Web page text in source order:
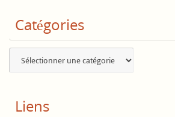
Catégories
Liens